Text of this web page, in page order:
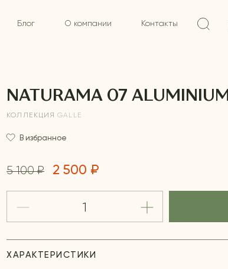
Блог О компании Контакты
NATURAMA 07 ALUMINIUM
КОЛЛЕКЦИЯ GALLE
В избранное
5 100 ₽ 2 500 ₽
ХАРАКТЕРИСТИКИ